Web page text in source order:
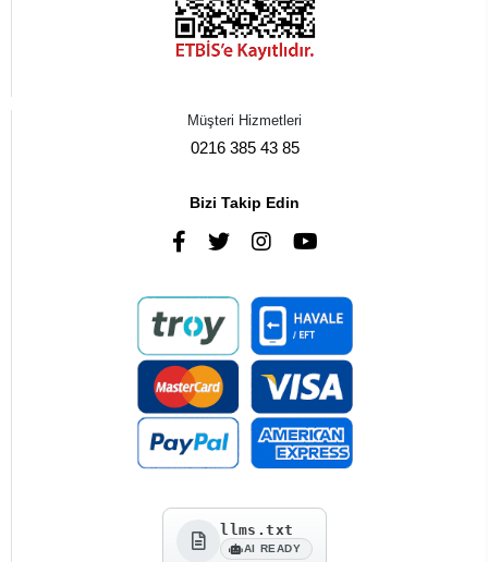
Müşteri Hizmetleri
0216 385 43 85
Bizi Takip Edin
llms.txt
AI READY